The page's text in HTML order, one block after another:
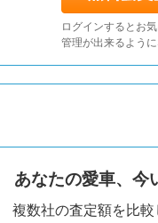
ログインするとお
管理が出来るよう
あなたの愛車、今
複数社の査定額を比